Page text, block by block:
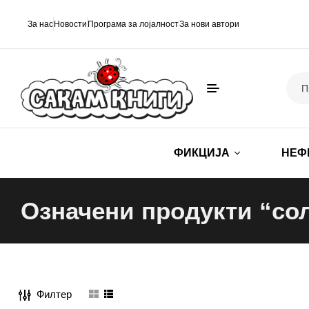
За нас Новости Програма за лојалностЗа нови автори
ФИКЦИЈА
Означени продукти
Филтер